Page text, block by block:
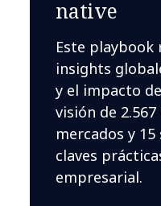
native
Este
insights
y el impacto
visión de
mercados y
claves
empresarial.